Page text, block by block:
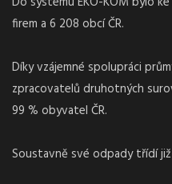
firem a 6 208 obcí ČR.
Díky vzájemné spolupráci
zpracovatelů druhotných
99 % obyvatel ČR.
Soustavně své odpady třídí